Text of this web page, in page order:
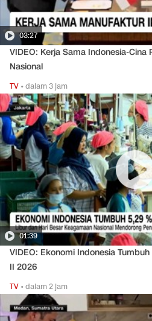
03:27
VIDEO: Kerja Sama Indonesia-
Nasional
TV •dalam 3 jam
01:39
VIDEO: Ekonomi Indonesia
II 2026
TV •dalam 2 jam